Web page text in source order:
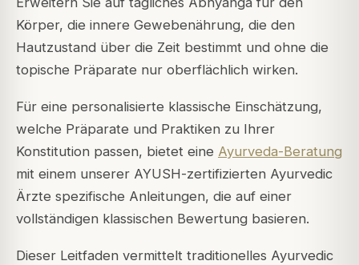
Körper, die innere Gewebenährung, die den
Hautzustand über die Zeit bestimmt und ohne die
topische Präparate nur oberflächlich wirken.
Für eine personalisierte klassische Einschätzung,
welche Präparate und Praktiken zu Ihrer
Konstitution passen, bietet eine Ayurveda-Beratung
mit einem unserer AYUSH-zertifizierten Ayurvedic
Ärzte spezifische Anleitungen, die auf einer
vollständigen klassischen Bewertung basieren.
Dieser Leitfaden vermittelt traditionelles Ayurvedic